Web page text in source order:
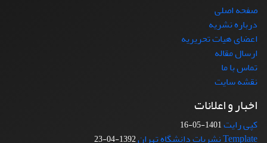
صفحه اصلی
درباره نشریه
اعضای هیات تحریریه
ارسال مقاله
تماس با ما
نقشه سایت
اخبار و اعلانات
کپی رایت1401-05-16
Template نشریات دانشگاه تهران 1392-04-23